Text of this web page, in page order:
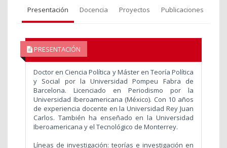
Presentación Docencia Proyectos Publicaciones
PRESENTACIÓN
Doctor en Ciencia Política y Máster en Teoría Política
y Social por la Universidad Pompeu Fabra de
Barcelona. Licenciado en Periodismo por la
Universidad Iberoamericana (México). Con 10 años
de experiencia docente en la Universidad Rey Juan
Carlos. También ha enseñado en la Universidad
Iberoamericana y el Tecnológico de Monterrey.
Líneas de investigación: teorías e investigación en